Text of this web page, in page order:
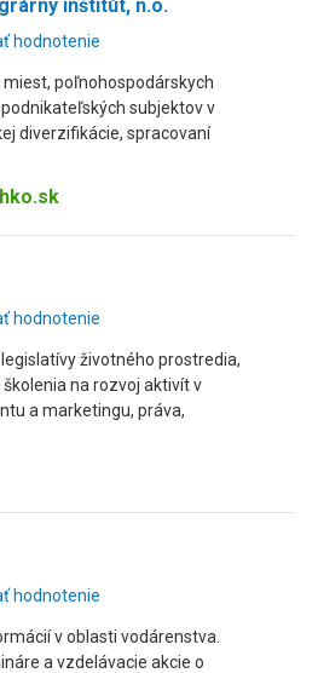
inštitút, n.o.
hodnotenie
poľnohospodárskych
subjektov v
diverzifikácie, spracovaní
hodnotenie
životného prostredia,
na rozvoj aktivít v
a marketingu, práva,
hodnotenie
v oblasti vodárenstva.
a vzdelávacie akcie o